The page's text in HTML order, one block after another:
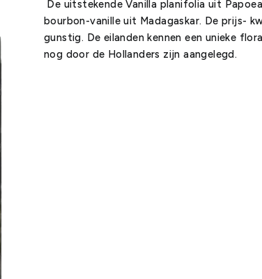
De uitstekende Vanilla planifolia uit
bourbon-vanille uit Madagaskar. De prijs-
gunstig. De eilanden kennen een unieke
nog door de Hollanders zijn aangelegd.